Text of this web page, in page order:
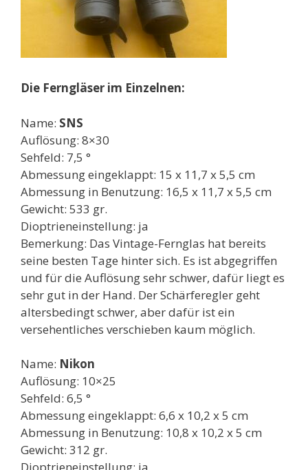
Die Ferngläser im Einzelnen:
Name: SNS
Auflösung: 8×30
Sehfeld: 7,5 °
Abmessung eingeklappt: 15 x 11,7 x 5,5 cm
Abmessung in Benutzung: 16,5 x 11,7 x 5,5 cm
Gewicht: 533 gr.
Dioptrieneinstellung: ja
Bemerkung: Das Vintage-Fernglas hat bereits
seine besten Tage hinter sich. Es ist abgegriffen
und für die Auflösung sehr schwer, dafür liegt es
sehr gut in der Hand. Der Schärferegler geht
altersbedingt schwer, aber dafür ist ein
versehentliches verschieben kaum möglich.
Name: Nikon
Auflösung: 10×25
Sehfeld: 6,5 °
Abmessung eingeklappt: 6,6 x 10,2 x 5 cm
Abmessung in Benutzung: 10,8 x 10,2 x 5 cm
Gewicht: 312 gr.